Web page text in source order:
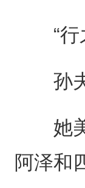
“行之
孙夫
她美
阿泽和